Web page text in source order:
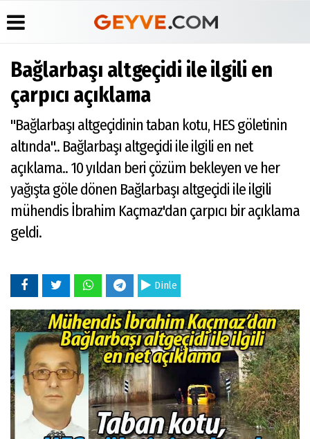
Üye Paneli
Haber
Arşivi
Haberleri
Anketler
Biyografiler
Video
Galeri
Foto
Galeri
Etkinlikler
Medyabar.com
Künye
İletişim
Bağlarbaşı altgeçidi ile ilgili en
çarpıcı açıklama
"Bağlarbaşı altgeçidinin taban kotu, HES göletinin
altında".. Bağlarbaşı altgeçidi ile ilgili en net
açıklama.. 10 yıldan beri çözüm bekleyen ve her
yağışta göle dönen Bağlarbaşı altgeçidi ile ilgili
mühendis İbrahim Kaçmaz'dan çarpıcı bir açıklama
geldi.
Dinle